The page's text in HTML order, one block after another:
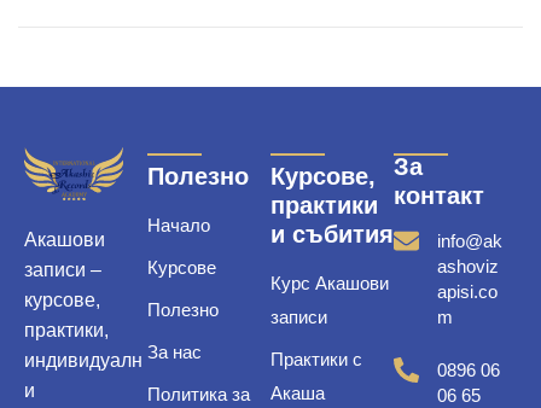
o
Акашови
записи –
курсове,
практики,
индивидуалн
и
Полезно
Начало
Курсове
Полезно
За нас
Политика за
Курсове,
практики
и събития
Курс Акашови
записи
Практики с
Акаша
За
контакт
info@ak
ashoviz
apisi.co
m
0896 06
06 65